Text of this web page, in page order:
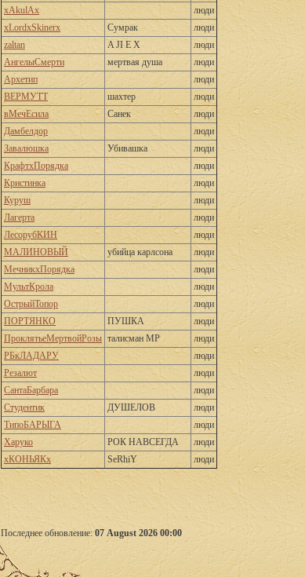
xAkulAx
люди
xLordxSkinerx
Сумрак
люди
zaltan
A JI E X
люди
АнгелыСмерти
мертвая душа
люди
Архетип
люди
ВЕРМУТТ
шахтер
люди
вМечЕсила
Санек
люди
Дамбелдор
люди
Завалюшка
Убивашка
люди
КрафтхПорядка
люди
Кристинка
люди
Куруш
люди
Лагерта
люди
ЛесорубКИН
люди
МАЛИНОВЫЙ
убийца карлсона
люди
МечникхПорядка
люди
МультКрола
люди
ОстрыйТопор
люди
ПОРТЯНКО
ПУШКА
люди
ПроклятьеМертвойРозы талисман МР
люди
РБкЛАДАРУ
люди
Резалют
люди
СантаБарбара
люди
Студентик
ДУШЕЛОВ
люди
ТипоБАРЫГА
люди
Харуко
РОК НАВСЕГДА
люди
хКОНЬЯКх
SeRhiY люди
Последнее обновление: 07 August 2026 00:00